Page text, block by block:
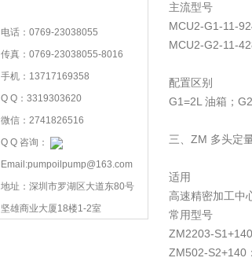
电话：0769-23038055
传真：0769-23038055-8016
手机：13717169358
Q Q：3319303620
微信：2741826516
Q Q 咨询：
Email:pumpoilpump@163.com
地址：深圳市罗湖区大道东80号
坚雄商业大厦18楼1-2室
主流型号
MCU2-G1-11-
MCU2-G2-11-
配置区别
G1=2L 油箱；
三、ZM 多头定
适用
高速精密加工中
常用型号
ZM2203-
ZM502-S2+140